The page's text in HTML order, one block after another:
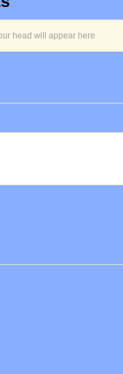
head will appear here